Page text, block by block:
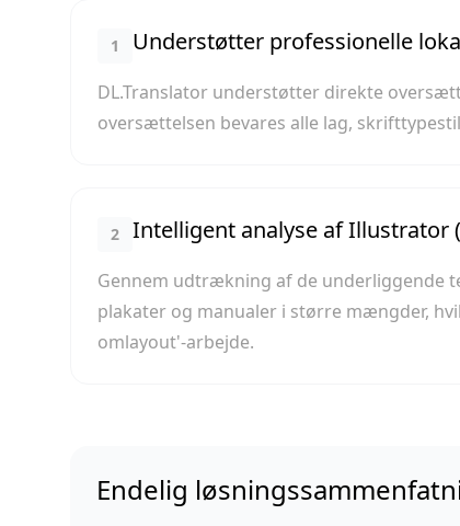
1 Understøtter professionelle
DL.Translator understøtter direkte
oversættelsen bevares alle lag,
2 Intelligent analyse af Illustrator
Gennem udtrækning af de underliggende
plakater og manualer i større mængder,
omlayout'-arbejde.
Endelig